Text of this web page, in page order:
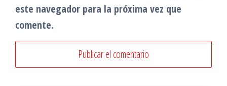
este navegador para la próxima vez que
comente.